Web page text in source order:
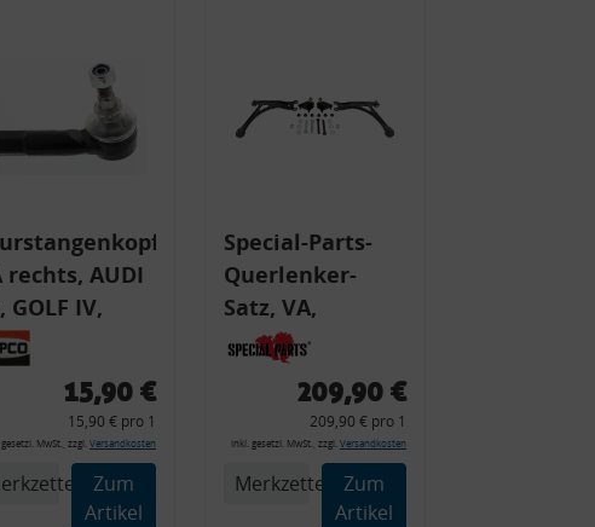
rechts, AUDI
GOLF IV,
AUDI,
SKODA,
15,90 €
15,90 € pro 1
gesetzl. MwSt., zzgl. Versandkosten
Zum
Artikel
Special-Parts-
Querlenker-
Satz, VA,
verstärkt, VW
Golf IV R32, Audi
TT 8N S3209,90 €
209,90 € pro 1
inkl. gesetzl. MwSt., zzgl. Versandkosten
Merkzettel
Zum
Artikel